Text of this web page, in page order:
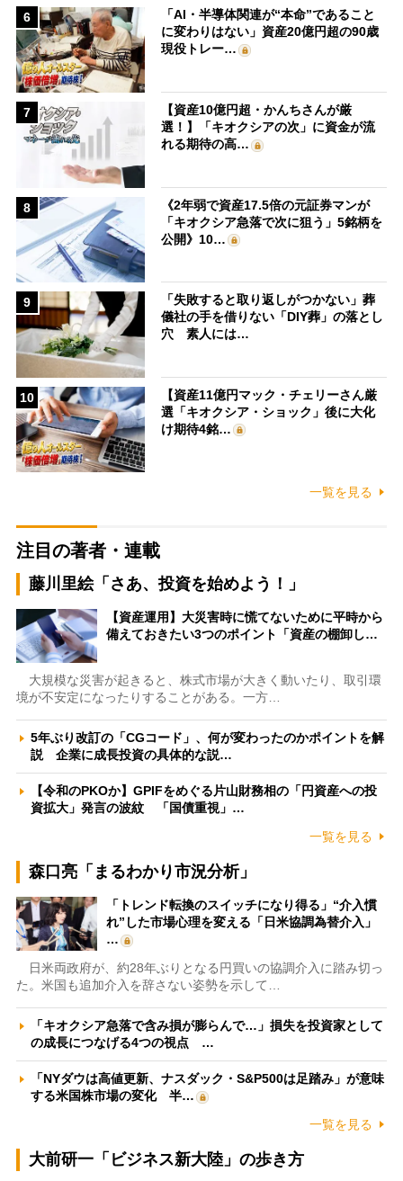
6
「AI・半導体関連が“本命”であること
に変わりはない」資産20億円超の90歳
現役トレー…
7
【資産10億円超・かんちさんが厳
選！】「キオクシアの次」に資金が流
れる期待の高…
8
《2年弱で資産17.5倍の元証券マンが
「キオクシア急落で次に狙う」5銘柄を
公開》10…
9
「失敗すると取り返しがつかない」葬
儀社の手を借りない「DIY葬」の落とし
穴 素人には…
10
【資産11億円マック・チェリーさん厳
選「キオクシア・ショック」後に大化
け期待4銘…
一覧を見る
注目の著者・連載
藤川里絵「さあ、投資を始めよう！」
【資産運用】大災害時に慌てないために平時から
備えておきたい3つのポイント「資産の棚卸し…
大規模な災害が起きると、株式市場が大きく動いたり、取引環
境が不安定になったりすることがある。一方…
5年ぶり改訂の「CGコード」、何が変わったのかポイントを解
説 企業に成長投資の具体的な説…
【令和のPKOか】GPIFをめぐる片山財務相の「円資産への投
資拡大」発言の波紋 「国債重視」…
一覧を見る
森口亮「まるわかり市況分析」
「トレンド転換のスイッチになり得る」“介入慣
れ”した市場心理を変える「日米協調為替介入」
…
日米両政府が、約28年ぶりとなる円買いの協調介入に踏み切っ
た。米国も追加介入を辞さない姿勢を示して…
「キオクシア急落で含み損が膨らんで…」損失を投資家として
の成長につなげる4つの視点 …
「NYダウは高値更新、ナスダック・S&P500は足踏み」が意味
する米国株市場の変化 半…
一覧を見る
大前研一「ビジネス新大陸」の歩き方